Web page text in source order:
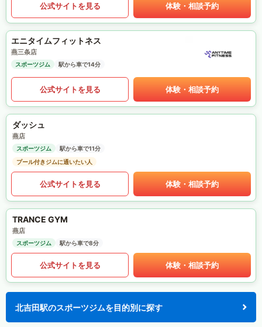
公式サイトを見る 体験・相談予約
エニタイムフィットネス
燕三条店
スポーツジム 駅から車で14分
公式サイトを見る 体験・相談予約
ダッシュ
燕店
スポーツジム
駅から車で11分
プール付きジムに通いたい人
公式サイトを見る 体験・相談予約
TRANCE GYM
燕店
スポーツジム 駅から車で8分
公式サイトを見る 体験・相談予約
北吉田駅のスポーツジムを目的別に探す